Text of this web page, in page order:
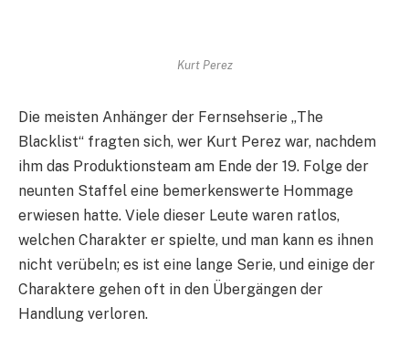
Kurt Perez
Die meisten Anhänger der Fernsehserie „The
Blacklist“ fragten sich, wer Kurt Perez war, nachdem
ihm das Produktionsteam am Ende der 19. Folge der
neunten Staffel eine bemerkenswerte Hommage
erwiesen hatte. Viele dieser Leute waren ratlos,
welchen Charakter er spielte, und man kann es ihnen
nicht verübeln; es ist eine lange Serie, und einige der
Charaktere gehen oft in den Übergängen der
Handlung verloren.